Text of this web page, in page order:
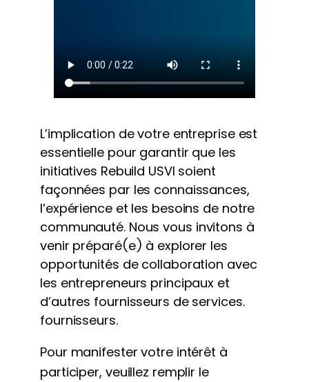
L’implication de votre entreprise est
essentielle pour garantir que les
initiatives Rebuild USVI soient
façonnées par les connaissances,
l’expérience et les besoins de notre
communauté. Nous vous invitons à
venir préparé(e) à explorer les
opportunités de collaboration avec
les entrepreneurs principaux et
d’autres fournisseurs de services.
fournisseurs.
Pour manifester votre intérêt à
participer, veuillez remplir le